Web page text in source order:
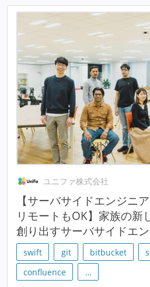
ユニファ株式会社
【サーバサイドエンジニ
リモートもOK】家族の新
創り出すサーバサイドエ
swift git bitbucket
confluence
…